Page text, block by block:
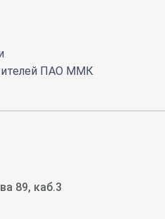
ПАО ММК
89, каб.3